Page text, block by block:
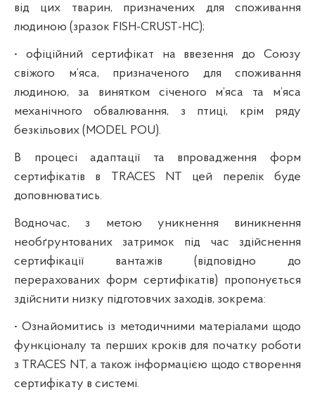
від цих тварин, призначених для споживання
людиною (зразок FISH-CRUST-HC);
• офіційний сертифікат на ввезення до Союзу
свіжого м’яса, призначеного для споживання
людиною, за винятком січеного м’яса та м’яса
механічного обвалювання, з птиці, крім ряду
безкільових (MODEL POU).
В процесі адаптації та впровадження форм
сертифікатів в TRACES NT цей перелік буде
доповнюватись.
Водночас, з метою уникнення виникнення
необґрунтованих затримок під час здійснення
сертифікації вантажів (відповідно до
перерахованих форм сертифікатів) пропонується
здійснити низку підготовчих заходів, зокрема:
• Ознайомитись із методичними матеріалами щодо
функціоналу та перших кроків для початку роботи
з TRACES NT, а також інформацією щодо створення
сертифікату в системі.